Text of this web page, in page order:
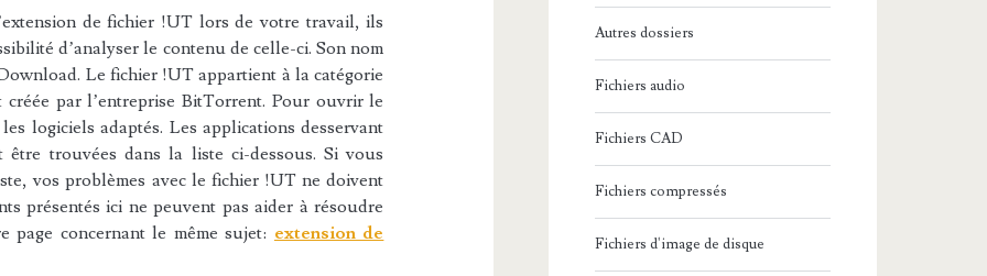
de fichier !UT lors de votre travail, ils
d’analyser le contenu de celle-ci. Son nom
Le fichier !UT appartient à la catégorie
par l’entreprise BitTorrent. Pour ouvrir le
logiciels adaptés. Les applications desservant
trouvées dans la liste ci-dessous. Si vous
vos problèmes avec le fichier !UT ne doivent
présentés ici ne peuvent pas aider à résoudre
page concernant le même sujet: extension de
Autres dossiers
Fichiers audio
Fichiers CAD
Fichiers compressés
Fichiers d'image de disque